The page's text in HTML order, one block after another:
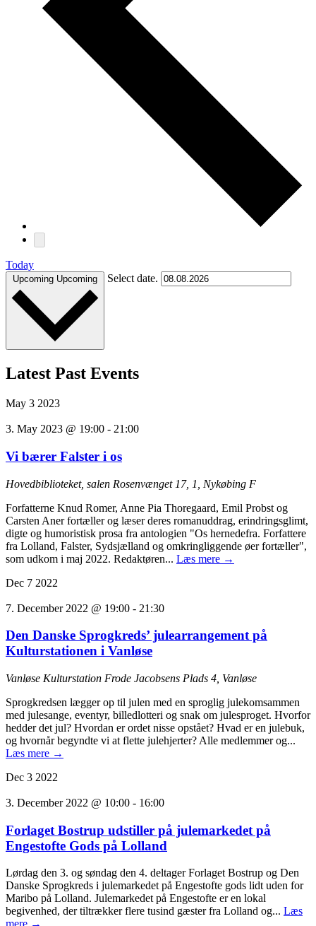
Today
Upcoming Upcoming Select date.
Latest Past Events
May 3 2023
3. May 2023 @ 19:00 - 21:00
Vi bærer Falster i os
Hovedbiblioteket, salen Rosenvænget 17, 1, Nykøbing F
Forfatterne Knud Romer, Anne Pia Thoregaard, Emil Probst og
Carsten Aner fortæller og læser deres romanuddrag, erindringsglimt,
digte og humoristisk prosa fra antologien "Os hernedefra. Forfattere
fra Lolland, Falster, Sydsjælland og omkringliggende øer fortæller",
som udkom i maj 2022. Redaktøren... Læs mere →
Dec 7 2022
7. December 2022 @ 19:00 - 21:30
Den Danske Sprogkreds’ julearrangement på
Kulturstationen i Vanløse
Vanløse Kulturstation Frode Jacobsens Plads 4, Vanløse
Sprogkredsen lægger op til julen med en sproglig julekomsammen
med julesange, eventyr, billedlotteri og snak om julesproget. Hvorfor
hedder det jul? Hvordan er ordet nisse opstået? Hvad er en julebuk,
og hvornår begyndte vi at flette julehjerter? Alle medlemmer og...
Læs mere →
Dec 3 2022
3. December 2022 @ 10:00 - 16:00
Forlaget Bostrup udstiller på julemarkedet på
Engestofte Gods på Lolland
Lørdag den 3. og søndag den 4. deltager Forlaget Bostrup og Den
Danske Sprogkreds i julemarkedet på Engestofte gods lidt uden for
Maribo på Lolland. Julemarkedet på Engestofte er en lokal
begivenhed, der tiltrækker flere tusind gæster fra Lolland og... Læs